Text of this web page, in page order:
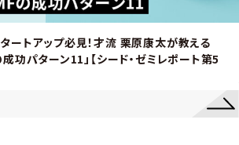
ートアップ必見！才流 栗原康太が教える
成功パターン11」【シード・ゼミレポート第5